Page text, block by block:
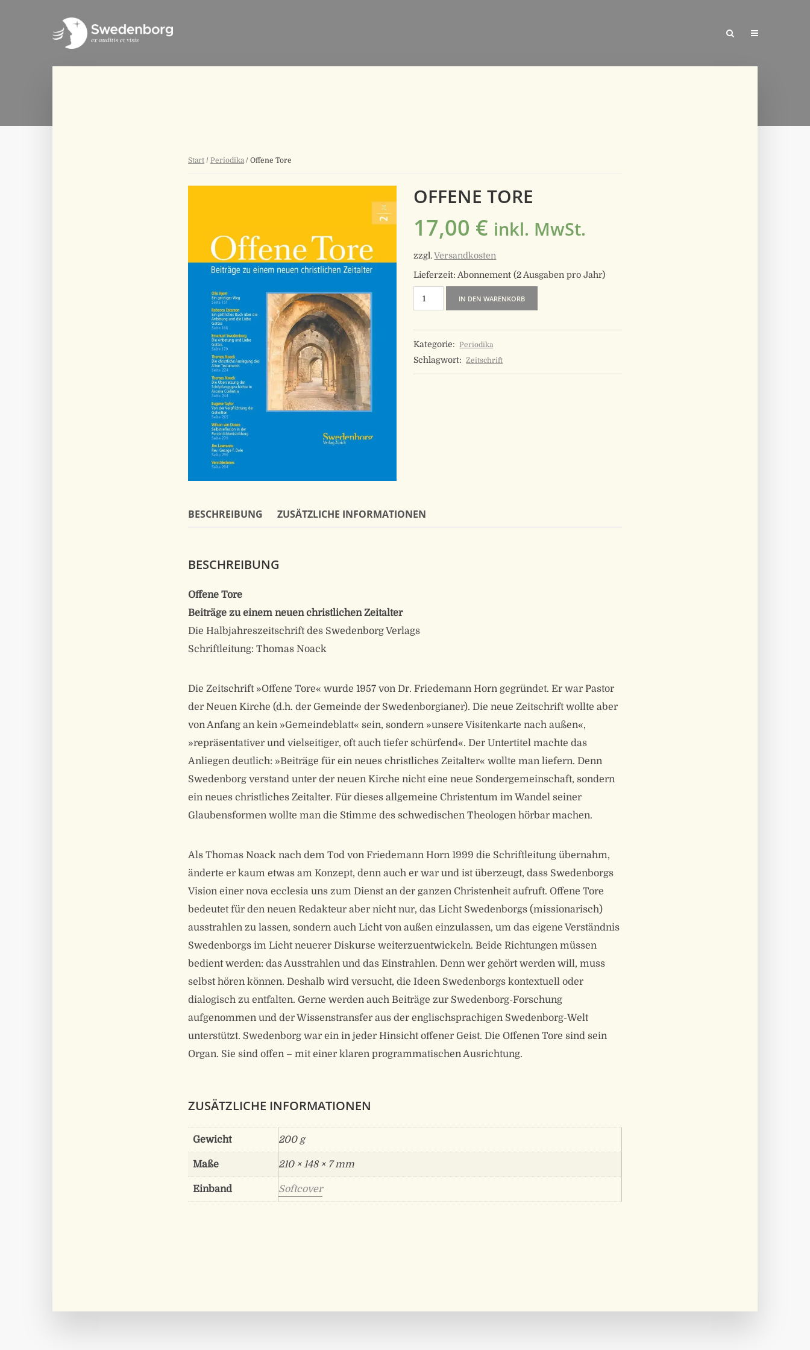
Start / Periodika / Offene Tore
OFFENE TORE
17,00 € inkl. MwSt.
zzgl.Versandkosten
Lieferzeit: Abonnement (2 Ausgaben pro Jahr)
Offene
Tore
Menge
IN DEN WARENKORB
Kategorie: Periodika
Schlagwort: Zeitschrift
BESCHREIBUNG ZUSÄTZLICHE INFORMATIONEN
BESCHREIBUNG
Offene Tore
Beiträge zu einem neuen christlichen Zeitalter
Die Halbjahreszeitschrift des Swedenborg Verlags
Schriftleitung: Thomas Noack
Die Zeitschrift »Offene Tore« wurde 1957 von Dr. Friedemann Horn gegründet. Er war Pastor
der Neuen Kirche (d.h. der Gemeinde der Swedenborgianer). Die neue Zeitschrift wollte aber
von Anfang an kein »Gemeindeblatt« sein, sondern »unsere Visitenkarte nach außen«,
»repräsentativer und vielseitiger, oft auch tiefer schürfend«. Der Untertitel machte das
Anliegen deutlich: »Beiträge für ein neues christliches Zeitalter« wollte man liefern. Denn
Swedenborg verstand unter der neuen Kirche nicht eine neue Sondergemeinschaft, sondern
ein neues christliches Zeitalter. Für dieses allgemeine Christentum im Wandel seiner
Glaubensformen wollte man die Stimme des schwedischen Theologen hörbar machen.
Als Thomas Noack nach dem Tod von Friedemann Horn 1999 die Schriftleitung übernahm,
änderte er kaum etwas am Konzept, denn auch er war und ist überzeugt, dass Swedenborgs
Vision einer nova ecclesia uns zum Dienst an der ganzen Christenheit aufruft. Offene Tore
bedeutet für den neuen Redakteur aber nicht nur, das Licht Swedenborgs (missionarisch)
ausstrahlen zu lassen, sondern auch Licht von außen einzulassen, um das eigene Verständnis
Swedenborgs im Licht neuerer Diskurse weiterzuentwickeln. Beide Richtungen müssen
bedient werden: das Ausstrahlen und das Einstrahlen. Denn wer gehört werden will, muss
selbst hören können. Deshalb wird versucht, die Ideen Swedenborgs kontextuell oder
dialogisch zu entfalten. Gerne werden auch Beiträge zur Swedenborg-Forschung
aufgenommen und der Wissenstransfer aus der englischsprachigen Swedenborg-Welt
unterstützt. Swedenborg war ein in jeder Hinsicht offener Geist. Die Offenen Tore sind sein
Organ. Sie sind offen – mit einer klaren programmatischen Ausrichtung.
ZUSÄTZLICHE INFORMATIONEN
Gewicht 200 g
Maße 210 × 148 × 7 mm
Einband Softcover